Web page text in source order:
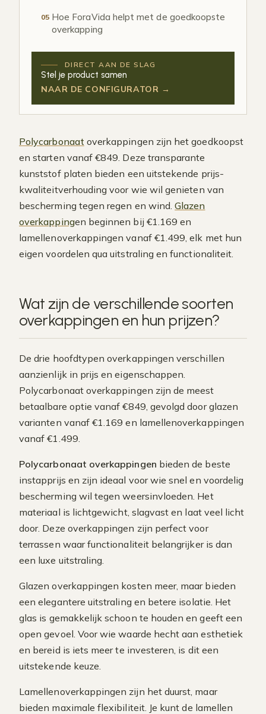
05 Hoe ForaVida helpt met de goedkoopste
overkapping
DIRECT AAN DE SLAG
Stel je product samen
NAAR DE CONFIGURATOR →
Polycarbonaat overkappingen zijn het goedkoopst
en starten vanaf €849. Deze transparante
kunststof platen bieden een uitstekende prijs-
kwaliteitverhouding voor wie wil genieten van
bescherming tegen regen en wind.Glazen
overkappingen beginnen bij €1.169 en
lamellenoverkappingen vanaf €1.499, elk met hun
eigen voordelen qua uitstraling en functionaliteit.
Wat zijn de verschillende soorten
overkappingen en hun prijzen?
De drie hoofdtypen overkappingen verschillen
aanzienlijk in prijs en eigenschappen.
Polycarbonaat overkappingen zijn de meest
betaalbare optie vanaf €849, gevolgd door glazen
varianten vanaf €1.169 en lamellenoverkappingen
vanaf €1.499.
Polycarbonaat overkappingen bieden de beste
instapprijs en zijn ideaal voor wie snel en voordelig
bescherming wil tegen weersinvloeden. Het
materiaal is lichtgewicht, slagvast en laat veel licht
door. Deze overkappingen zijn perfect voor
terrassen waar functionaliteit belangrijker is dan
een luxe uitstraling.
Glazen overkappingen kosten meer, maar bieden
een elegantere uitstraling en betere isolatie. Het
glas is gemakkelijk schoon te houden en geeft een
open gevoel. Voor wie waarde hecht aan esthetiek
en bereid is iets meer te investeren, is dit een
uitstekende keuze.
Lamellenoverkappingen zijn het duurst, maar
bieden maximale flexibiliteit. Je kunt de lamellen